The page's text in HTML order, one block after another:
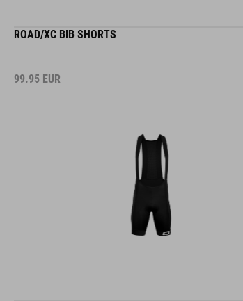
ROAD/XC BIB SHORTS
99.95 EUR